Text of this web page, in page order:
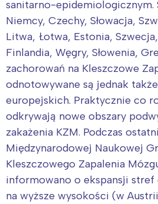
sanitarno-epidemiologicznym.
Niemcy, Czechy, Słowacja,
Litwa, Łotwa, Estonia,
Finlandia, Węgry, Słowenia,
zachorowań na Kleszczowe
odnotowywane są jednak
europejskich. Praktycznie co
odkrywają nowe obszary
zakażenia KZM. Podczas
Międzynarodowej Naukowej
Kleszczowego Zapalenia
informowano o ekspansji stref
na wyższe wysokości (w